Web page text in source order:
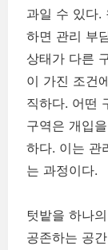
과일 수 있다.
하면 관리 부
상태가 다른
이 가진 조건
직하다. 어떤
구역은 개입
하다. 이는 관
는 과정이다.
텃밭을 하나
공존하는 공